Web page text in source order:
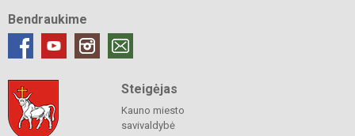
Bendraukime
Steigėjas
Kauno miesto
savivaldybė